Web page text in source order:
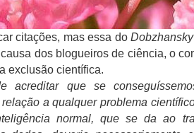
citações, mas essa doDobzhansky
dos blogueiros de ciência, o
exclusão científica.
acreditar que se
a qualquer problema
normal, que se da ao